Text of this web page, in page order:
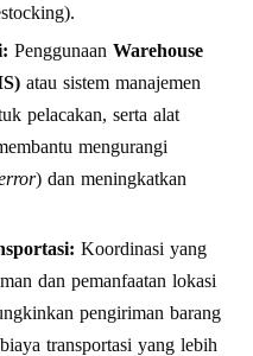
Penggunaan Warehouse
atau sistem manajemen
pelacakan, serta alat
mengurangi
) dan meningkatkan
Koordinasi yang
dan pemanfaatan lokasi
pengiriman barang
transportasi yang lebih